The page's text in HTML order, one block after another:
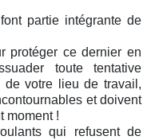
font partie intégrante de
protéger ce dernier en
toute tentative
de votre lieu de travail,
et doivent
moment !
qui refusent de